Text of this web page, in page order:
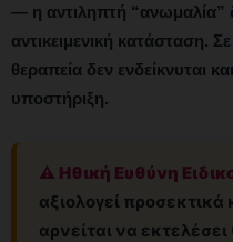
— η αντιληπτή “ανωμαλία”
αντικειμενική κατάσταση.
θεραπεία δεν ενδείκνυται
υποστήριξη.
⚠️ Ηθική Ευθύνη
αξιολογεί
αρνείται να